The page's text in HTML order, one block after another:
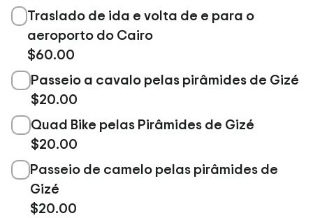
Traslado de ida e volta de e para o
aeroporto do Cairo
$60.00
Passeio a cavalo pelas pirâmides de Gizé
$20.00
Quad Bike pelas Pirâmides de Gizé
$20.00
Passeio de camelo pelas pirâmides de
Gizé
$20.00